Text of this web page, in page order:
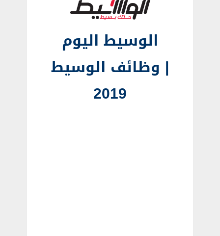
الوسيط اليوم
| وظائف الوسيط
2019